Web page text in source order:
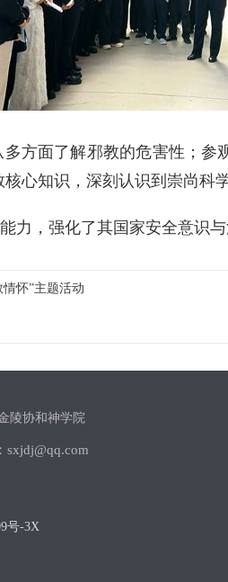
面了解邪教的危害性；参
心知识，深刻认识到崇尚科
，强化了其国家安全意识与
怀”主题活动
陵协和神学院
号-3X